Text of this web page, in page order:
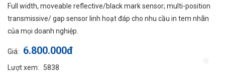
Full width, moveable reflective/black mark sensor; multi-position
transmissive/ gap sensor linh hoạt đáp cho nhu cầu in tem nhãn
của mọi doanh nghiệp.
Giá: 6.800.000đ
Lượt xem: 5838